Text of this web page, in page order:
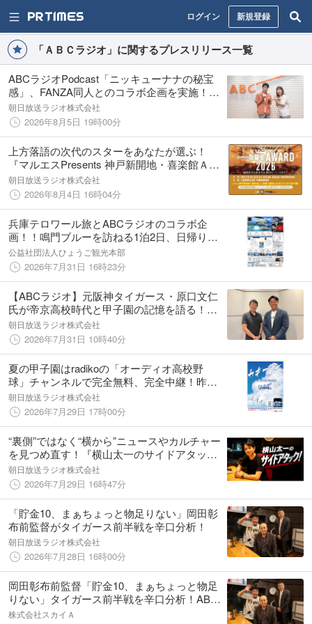
ログイン 新規登録
「ＡＢＣラジオ」に関するプレスリリース一覧
ABCラジオPodcast「ニッキューナナの秘宝
感」、FANZA同人とのコラボ企画を実施！リ
スナーと一緒に、新たな”性癖“を開拓！？
朝日放送ラジオ株式会社
2026年8月5日 19時00分
上方落語の次代のスターをあなたが選ぶ！
『マルエスPresents 神戸新開地・喜楽館ＡＷ
ＡＲＤ２０２６』予選出場者＆予選ルール決
定！観覧審査員の募集は8月11日（火）必着！
朝日放送ラジオ株式会社
2026年8月4日 16時04分
兵庫テロワール旅とABCラジオのコラボ企
画！！鳴門ブルーを訪ねる1泊2日、日帰りツ
アー
公益社団法人ひょうご観光本部
2026年7月31日 16時23分
【ABCラジオ】元阪神タイガース・原口文仁
氏が帝京高校時代と甲子園の記憶を語る！特
別番組『甲子園 あの夏の記憶』 8月1日（土）
放送決定
朝日放送ラジオ株式会社
2026年7月31日 10時40分
夏の甲子園はradikoの「オーディオ高校野
球」チャンネルで完全無料、完全中継！昨年
大会中継の再配信など、音声コンテンツもま
すます充実！
朝日放送ラジオ株式会社
2026年7月29日 17時00分
“裏側”ではなく“横から”ニュースやカルチャー
を見つめ直す！『横山太一のサイドアタッ
ク！』がABCラジオ「金曜スペシャル」で全3
回放送
朝日放送ラジオ株式会社
2026年7月29日 16時47分
「貯金10、まぁちょっと物足りない」岡田彰
布前監督がタイガース前半戦を辛口分析！
朝日放送ラジオ株式会社
2026年7月28日 16時00分
岡田彰布前監督「貯金10、まぁちょっと物足
りない」タイガース前半戦を辛口分析！ABC
ラジオ×スカイA共同特別番組『教えて岡田さ
株式会社スカイＡ